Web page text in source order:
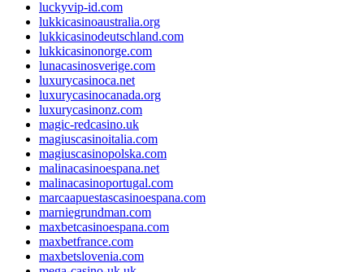
luckyvip-id.com
lukkicasinoaustralia.org
lukkicasinodeutschland.com
lukkicasinonorge.com
lunacasinosverige.com
luxurycasinoca.net
luxurycasinocanada.org
luxurycasinonz.com
magic-redcasino.uk
magiuscasinoitalia.com
magiuscasinopolska.com
malinacasinoespana.net
malinacasinoportugal.com
marcaapuestascasinoespana.com
marniegrundman.com
maxbetcasinoespana.com
maxbetfrance.com
maxbetslovenia.com